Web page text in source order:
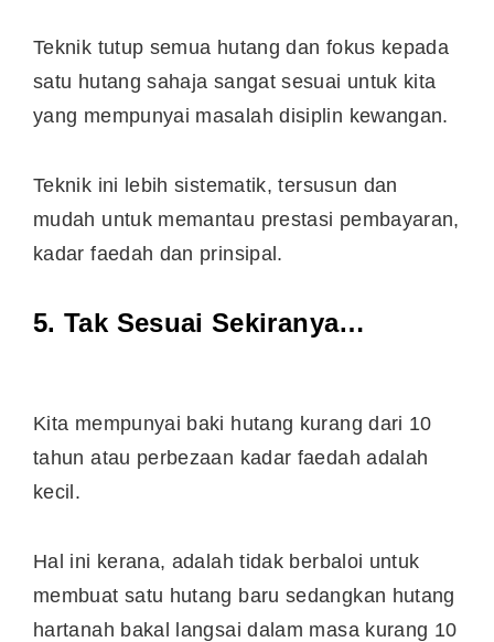
Teknik tutup semua hutang dan fokus kepada
satu hutang sahaja sangat sesuai untuk kita
yang mempunyai masalah disiplin kewangan.
Teknik ini lebih sistematik, tersusun dan
mudah untuk memantau prestasi pembayaran,
kadar faedah dan prinsipal.
5. Tak Sesuai Sekiranya…
Kita mempunyai baki hutang kurang dari 10
tahun atau perbezaan kadar faedah adalah
kecil.
Hal ini kerana, adalah tidak berbaloi untuk
membuat satu hutang baru sedangkan hutang
hartanah bakal langsai dalam masa kurang 10